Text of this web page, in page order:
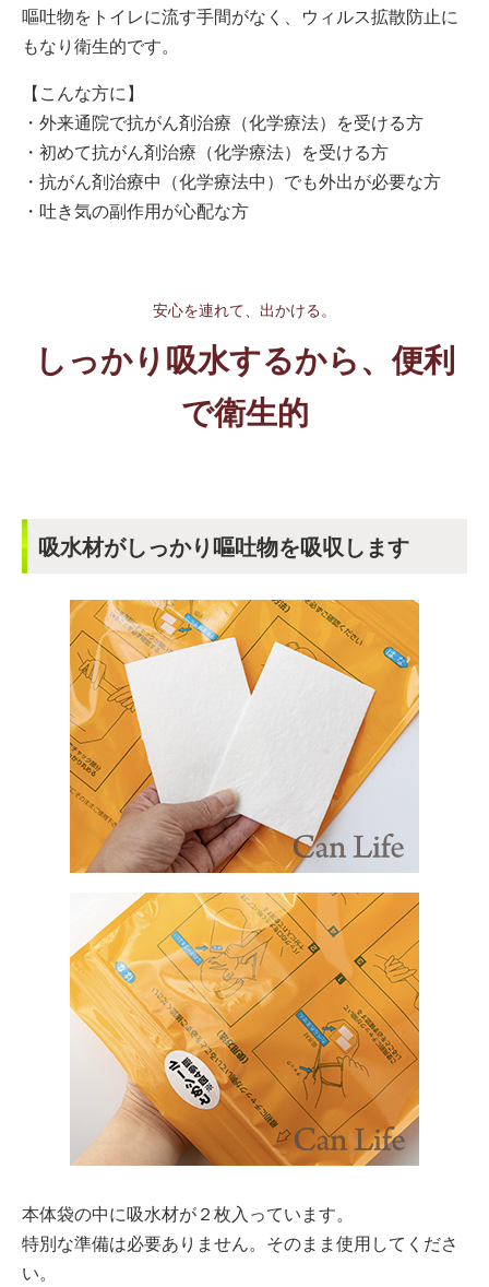
嘔吐物をトイレに流す手間がなく、ウィルス拡散防止に
もなり衛生的です。
【こんな方に】
・外来通院で抗がん剤治療（化学療法）を受ける方
・初めて抗がん剤治療（化学療法）を受ける方
・抗がん剤治療中（化学療法中）でも外出が必要な方
・吐き気の副作用が心配な方
安心を連れて、出かける。
しっかり吸水するから、便利
で衛生的
吸水材がしっかり嘔吐物を吸収します
本体袋の中に吸水材が２枚入っています。
特別な準備は必要ありません。そのまま使用してくださ
い。